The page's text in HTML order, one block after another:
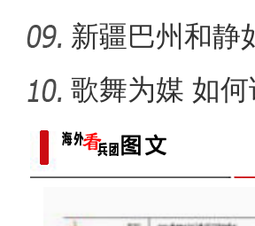
新疆巴州和静
歌舞为媒 如